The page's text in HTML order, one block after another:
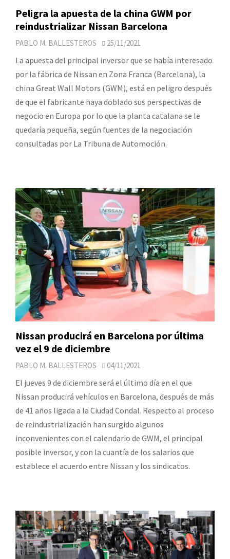
Peligra la apuesta de la china GWM por
reindustrializar Nissan Barcelona
PABLO M. BALLESTEROS 25/11/2021
La apuesta del principal inversor que se había interesado
por la fábrica de Nissan en Zona Franca (Barcelona), la
china Great Wall Motors (GWM), está en peligro después
de que el fabricante haya doblado sus perspectivas de
negocio en Europa por lo que la planta catalana se le
quedaría pequeña, según fuentes de la negociación
consultadas por La Tribuna de Automoción.
Nissan producirá en Barcelona por última
vez el 9 de diciembre
PABLO M. BALLESTEROS 04/11/2021
El jueves 9 de diciembre será el último día en el que
Nissan producirá vehículos en Barcelona, después de más
de 41 años ligada a la Ciudad Condal. Respecto al proceso
de reindustrialización han surgido algunos
inconvenientes con el calendario de GWM, el principal
posible inversor, y con la cuantía de los salarios que
establece el acuerdo entre Nissan y los sindicatos.